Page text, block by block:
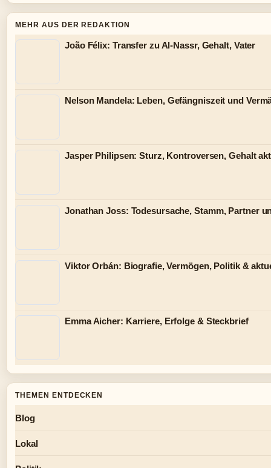
MEHR AUS DER REDAKTION
João Félix: Transfer zu Al-Nassr, Gehalt, Vater
Nelson Mandela: Leben, Gefängniszeit und
Jasper Philipsen: Sturz, Kontroversen, Gehalt
Jonathan Joss: Todesursache, Stamm, Partner
Viktor Orbán: Biografie, Vermögen, Politik &
Emma Aicher: Karriere, Erfolge & Steckbrief
THEMEN ENTDECKEN
Blog
Lokal